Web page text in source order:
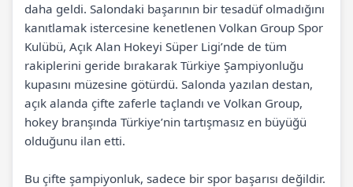
daha geldi. Salondaki başarının bir tesadüf olmadığını
kanıtlamak istercesine kenetlenen Volkan Group Spor
Kulübü, Açık Alan Hokeyi Süper Ligi’nde de tüm
rakiplerini geride bırakarak Türkiye Şampiyonluğu
kupasını müzesine götürdü. Salonda yazılan destan,
açık alanda çifte zaferle taçlandı ve Volkan Group,
hokey branşında Türkiye’nin tartışmasız en büyüğü
olduğunu ilan etti.
Bu çifte şampiyonluk, sadece bir spor başarısı değildir.